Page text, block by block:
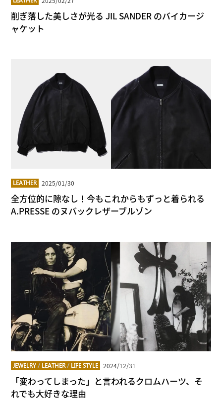
削ぎ落した美しさが光る JIL SANDER のバイカージ
ャケット
LEATHER 2025/01/30
全方位的に隙なし！今もこれからもずっと着られる
A.PRESSE のヌバックレザーブルゾン
JEWELRY / LEATHER/ LIFE STYLE 2024/12/31
「変わってしまった」と言われるクロムハーツ、そ
れでも大好きな理由